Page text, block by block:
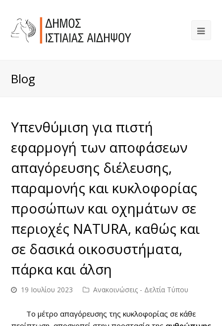
Blog
Υπενθύμιση για πιστή
εφαρμογή των αποφάσεων
απαγόρευσης διέλευσης,
παραμονής και κυκλοφορίας
προσώπων και οχημάτων σε
περιοχές NATURA, καθώς και
σε δασικά οικοσυστήματα,
πάρκα και άλση
19 Ιουλίου 2023 Ανακοινώσεις - Δελτία Τύπου
Το μέτρο απαγόρευσης της κυκλοφορίας σε κάθε